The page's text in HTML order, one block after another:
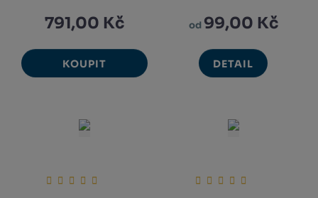
791,00 Kč
KOUPIT
od 99,00 Kč
DETAIL